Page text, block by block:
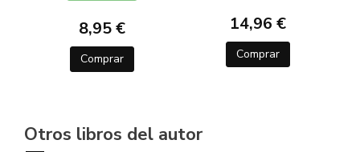
8,95 €
Comprar
14,96 €
Comprar
Otros libros del autor